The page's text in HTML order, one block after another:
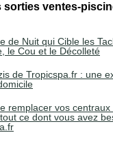
sorties ventes-
de Nuit qui Cible les
le Cou et le Décolleté
de Tropicspa.fr : une
remplacer vos
ce dont vous avez